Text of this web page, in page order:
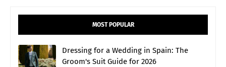
MOST POPULAR
Dressing for a Wedding in Spain: The
Groom's Suit Guide for 2026